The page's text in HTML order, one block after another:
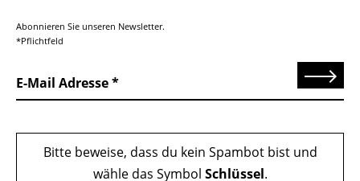
Abonnieren Sie unseren Newsletter.
*Pflichtfeld
E-Mail Adresse Senden
Bitte beweise, dass du kein Spambot bist und
wähle das Symbol Schlüssel.